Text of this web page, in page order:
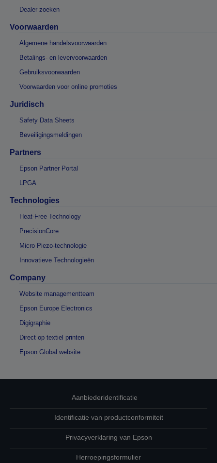
Dealer zoeken
Voorwaarden
Algemene handelsvoorwaarden
Betalings- en levervoorwaarden
Gebruiksvoorwaarden
Voorwaarden voor online promoties
Juridisch
Safety Data Sheets
Beveiligingsmeldingen
Partners
Epson Partner Portal
LPGA
Technologies
Heat-Free Technology
PrecisionCore
Micro Piezo-technologie
Innovatieve Technologieën
Company
Website managementteam
Epson Europe Electronics
Digigraphie
Direct op textiel printen
Epson Global website
Aanbiederidentificatie
Identificatie van productconformiteit
Privacyverklaring van Epson
Herroepingsformulier